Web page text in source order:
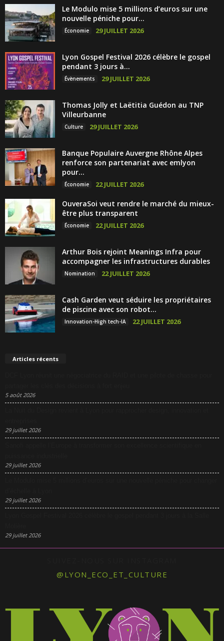
Le Modulo mise 5 millions d’euros sur une
nouvelle péniche pour...
Économie 29 JUILLET 2026
Lyon Gospel Festival 2026 célèbre le gospel
pendant 3 jours à...
Évènements 29 JUILLET 2026
Thomas Jolly et Laëtitia Guédon au TNP
Villeurbanne
Culture 29 JUILLET 2026
Banque Populaire Auvergne Rhône Alpes
renforce son partenariat avec emlyon
pour...
Économie 22 JUILLET 2026
OuveraSoi veut rendre le marché du mieux-
être plus transparent
Économie 22 JUILLET 2026
Arthur Bois rejoint Meanings Infra pour
accompagner les infrastructures durables
Nomination 22 JUILLET 2026
Cash Garden veut séduire les propriétaires
de piscine avec son robot...
Innovation-High tech-IA 22 JUILLET 2026
Articles récents
5 août 2026
29 juillet 2026
29 juillet 2026
29 juillet 2026
29 juillet 2026
@LYON_ECO_ET_CULTURE